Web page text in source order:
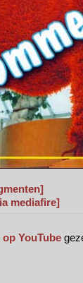
mediafire]
YouTube